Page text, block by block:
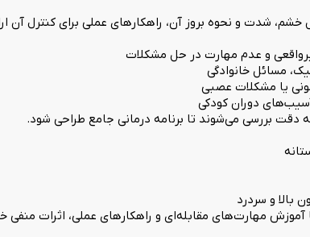
شدت و نحوه بروز آن، راهکارهای عملی برای کنترل آن
و عدم مهارت در حل مشکلات
مسائل خانوادگی
یا مشکلات عصبی
دوران کودکی
دقت بررسی می‌شوند تا برنامه درمانی جامع طراحی شود.
بالا و سردرد
آموزش مهارت‌های مقابله‌ای و راهکارهای عملی، اثرات